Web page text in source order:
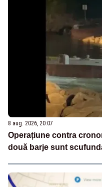
8 aug. 2026, 20:07
Operațiune contra
două barje sunt